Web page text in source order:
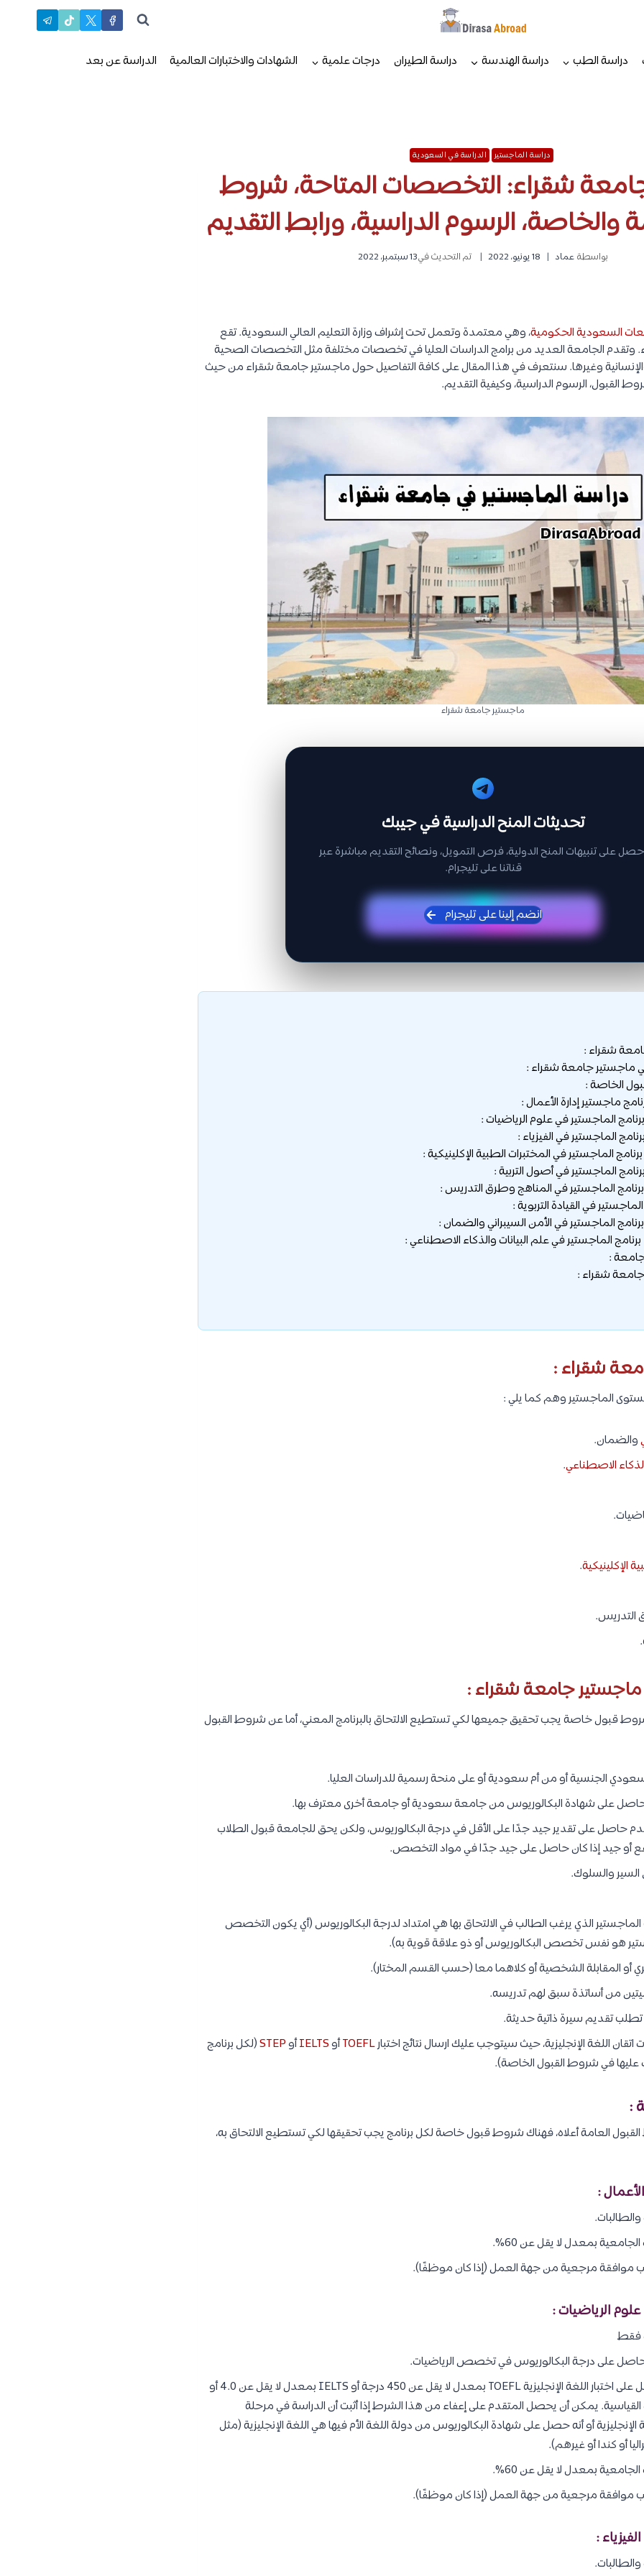
دراسة الطب دراسة الهندسة دراسة الطيران درجات علمية الشهادات والاختبارات العالمية الدراسة عن بعد
دراسة الماجستير الدراسة في السعودية
شقراء: التخصصات المتاحة، شروط
والخاصة، الرسوم الدراسية، ورابط التقديم
بواسطة عماد 18 يونيو، 2022 تم التحديث في13 سبتمبر، 2022
السعودية الحكومية، وهي معتمدة وتعمل تحت إشراف وزارة التعليم العالي السعودية. تقع
الجامعة العديد من برامج الدراسات العليا في تخصصات مختلفة مثل التخصصات الصحية
والإنسانية وغيرها. سنتعرف في هذا المقال على كافة التفاصيل حول ماجستير جامعة شقراء من حيث
القبول، الرسوم الدراسية، وكيفية التقديم.
ماجستير جامعة شقراء
تحديثات المنح الدراسية في جيبك
على تنبيهات المنح الدولية، فرص التمويل، ونصائح التقديم مباشرة عبر
قناتنا على تليجرام.
انضم إلينا على تليجرام
شقراء :
ماجستير جامعة شقراء :
الخاصة :
:
شقراء :
شقراء :
والضمان.
الاصطناعي.
الإكلينيكية.
التدريس.
جامعة شقراء :
قبول خاصة يجب تحقيق جميعها لكي تستطيع الالتحاق بالبرنامج المعني، أما عن شروط القبول
الجنسية أو من أم سعودية أو على منحة رسمية للدراسات العليا.
على شهادة البكالوريوس من جامعة سعودية أو جامعة أخرى معترف بها.
حاصل على تقدير جيد جدًا على الأقل في درجة البكالوريوس، ولكن يحق للجامعة قبول الطلاب
أو جيد إذا كان حاصل على جيد جدًا في مواد التخصص.
والسلوك.
الذي يرغب الطالب في الالتحاق بها هي امتداد لدرجة البكالوريوس (أي يكون التخصص
هو نفس تخصص البكالوريوس أو ذو علاقة قوية به).
أو المقابلة الشخصية أو كلاهما معا (حسب القسم المختار).
من أساتذة سبق لهم تدريسه.
تقديم سيرة ذاتية حديثة.
اللغة الإنجليزية، حيث سيتوجب عليك ارسال نتائج اختبارTOEFLأوIELTSأوSTEP(لكل برنامج
في شروط القبول الخاصة).
:
العامة أعلاه، فهناك شروط قبول خاصة لكل برنامج يجب تحقيقها لكي تستطيع الالتحاق به،
بمعدل لا يقل عن 60%.
موافقة مرجعية من جهة العمل (إذا كان موظفًا).
فقط
على درجة البكالوريوس في تخصص الرياضيات.
كما يجب أن يكون حاصل على اختبار اللغة الإنجليزية TOEFL بمعدل لا يقل عن 450 درجة أو IELTS بمعدل لا يقل عن 4.0 أو
القياسية. يمكن أن يحصل المتقدم على إعفاء من هذا الشرط إذا أثبت أن الدراسة في مرحلة
الإنجليزية أو أنه حصل على شهادة البكالوريوس من دولة اللغة الأم فيها هي اللغة الإنجليزية (مثل
أو كندا أو غيرهم).
بمعدل لا يقل عن 60%.
موافقة مرجعية من جهة العمل (إذا كان موظفًا).